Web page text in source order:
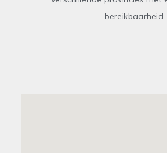
bereikbaarheid.